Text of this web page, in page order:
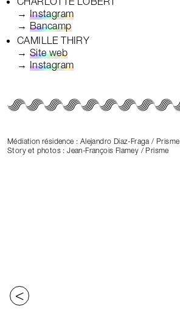
→ Instagram
→ Bancamp
CAMILLE THIRY
→ Site web
→ Instagram
Médiation résidence : Alejandro Diaz-Fraga / Prisme
Story et photos : Jean-François Flamey / Prisme
<